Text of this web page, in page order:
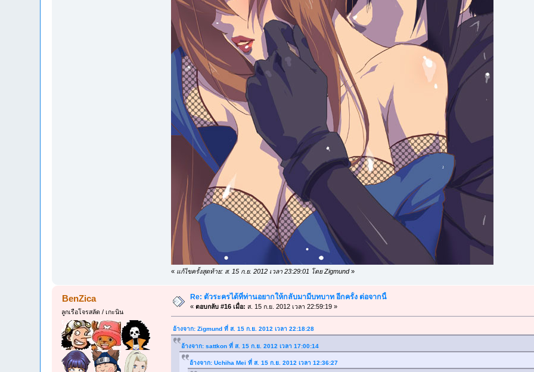
« แก้ไขครั้งสุดท้าย: ส. 15 ก.ย. 2012 เวลา 23:29:01 โดย Zigmund»
BenZica
ลูกเรือโจรสลัด / เกะนิน
Re: ตัวระครได้ที่ท่านอยากให้กลับมามีบทบาท อีกครั้ง ต่อจากนี้
«ตอบกลับ #16 เมื่อ: ส. 15 ก.ย. 2012 เวลา 22:59:19 »
อ้างจาก: Zigmund ที่ ส. 15 ก.ย. 2012 เวลา 22:18:28
อ้างจาก: sattkon ที่ ส. 15 ก.ย. 2012 เวลา 17:00:14
อ้างจาก: Uchiha Mei ที่ ส. 15 ก.ย. 2012 เวลา 12:36:27